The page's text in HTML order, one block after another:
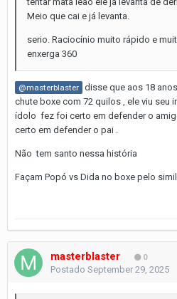
Meio que cai e já levanta.
serio. Raciocínio muito rápido e
enxerga 360
@masterblaster disse que aos 18
chute boxe com 72 quilos , ele viu seu
ídolo fez foi certo em defender o
certo em defender o pai .
Não tem santo nessa história
Façam Popó vs Dida no boxe pelo
masterblaster 0
Postado September 29, 2025